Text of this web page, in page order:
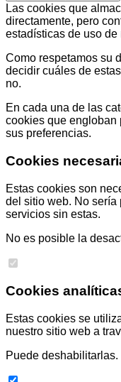
Las cookies que
directamente, pero
estadísticas de uso de
Como respetamos su
decidir cuáles de
no.
En cada una de las
cookies que engloban
sus preferencias.
Cookies
Estas cookies son
del sitio web. No
servicios sin estas.
No es posible la
Cookies
Estas cookies se
nuestro sitio web a
Puede deshabilitarlas.